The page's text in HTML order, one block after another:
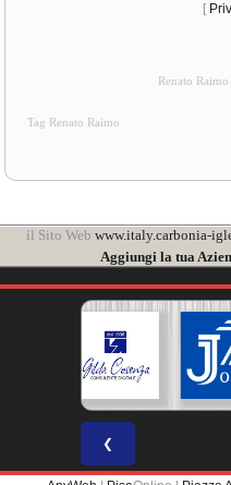
[
Renato
Tag Renato Raimo
il Sito Web www.italy.carbonia-
Aggiungi la tua
❮